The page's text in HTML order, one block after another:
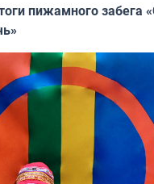
пижамного забега